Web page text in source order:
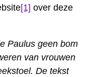
[1] over deze
Paulus geen bom
van vrouwen
De tekst